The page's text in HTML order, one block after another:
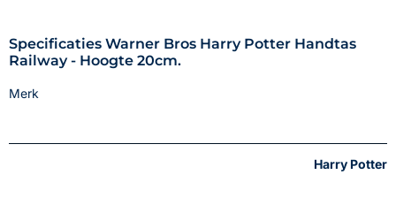
Specificaties Warner Bros Harry Potter Handtas
Railway - Hoogte 20cm.
Merk
Harry Potter